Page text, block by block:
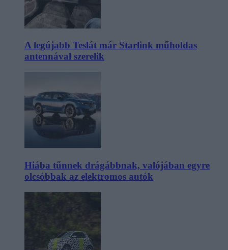
A legújabb Teslát már Starlink műholdas
antennával szerelik
Hiába tűnnek drágábbnak, valójában egyre
olcsóbbak az elektromos autók